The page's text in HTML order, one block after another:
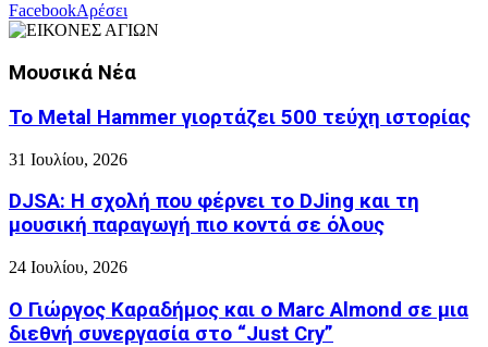
FacebookΑρέσει
Μουσικά Νέα
Το Metal Hammer γιορτάζει 500 τεύχη ιστορίας
31 Ιουλίου, 2026
DJSA: Η σχολή που φέρνει το DJing και τη
μουσική παραγωγή πιο κοντά σε όλους
24 Ιουλίου, 2026
Ο Γιώργος Καραδήμος και ο Marc Almond σε μια
διεθνή συνεργασία στο “Just Cry”